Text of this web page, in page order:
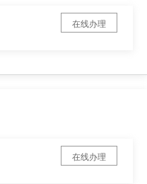
在线办理
在线办理